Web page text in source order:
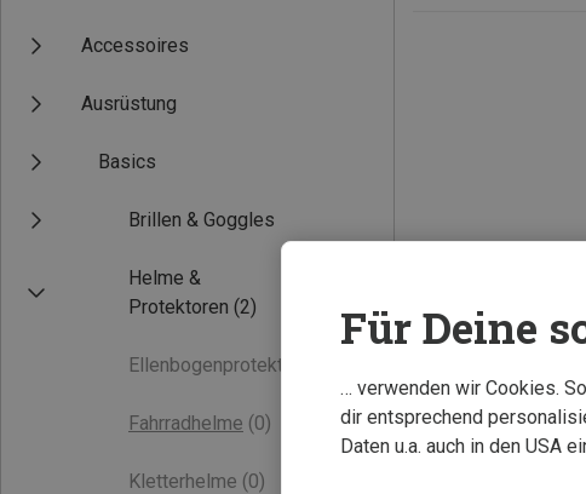
Accessoires
Ausrüstung
Basics
Brillen & Goggles
Helme &
Protektoren (2)
Ellenbogenprotektoren
Fahrradhelme (0)
Kletterhelme (0)
Für Deine
… verwenden wir Cookies.
dir entsprechend
Daten u.a. auch in den USA